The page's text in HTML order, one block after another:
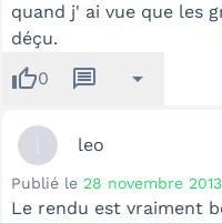
quand j' ai vue que les
déçu.
thumb_up0 message arrow_drop_down
leo
Publié le 28 novembre
Le rendu est vraiment